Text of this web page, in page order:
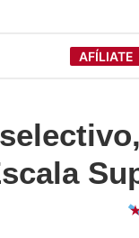
AFÍLIATE